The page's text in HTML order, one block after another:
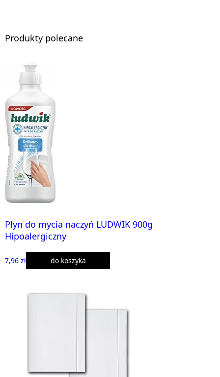
Produkty polecane
Płyn do mycia naczyń LUDWIK 900g
Hipoalergiczny
7,96 zł do koszyka